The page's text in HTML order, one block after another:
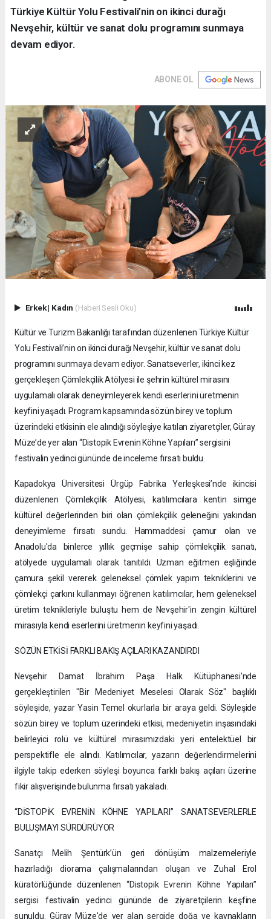
Türkiye Kültür Yolu Festivali’nin on ikinci durağı
Nevşehir, kültür ve sanat dolu programını sunmaya
devam ediyor.
ABONE OL
Erkek| Kadın (Haberi Sesli Oku)
Kültür ve Turizm Bakanlığı tarafından düzenlenen Türkiye Kültür
Yolu Festivali’nin on ikinci durağı Nevşehir, kültür ve sanat dolu
programını sunmaya devam ediyor. Sanatseverler, ikinci kez
gerçekleşen Çömlekçilik Atölyesi ile şehrin kültürel mirasını
uygulamalı olarak deneyimleyerek kendi eserlerini üretmenin
keyfini yaşadı. Program kapsamında sözün birey ve toplum
üzerindeki etkisinin ele alındığı söyleşiye katılan ziyaretçiler, Güray
Müze’de yer alan “Distopik Evrenin Köhne Yapıları” sergisini
festivalin yedinci gününde de inceleme fırsatı buldu.
Kapadokya Üniversitesi Ürgüp Fabrika Yerleşkesi’nde ikincisi
düzenlenen Çömlekçilik Atölyesi, katılımcılara kentin simge
kültürel değerlerinden biri olan çömlekçilik geleneğini yakından
deneyimleme fırsatı sundu. Hammaddesi çamur olan ve
Anadolu'da binlerce yıllık geçmişe sahip çömlekçilik sanatı,
atölyede uygulamalı olarak tanıtıldı. Uzman eğitmen eşliğinde
çamura şekil vererek geleneksel çömlek yapım tekniklerini ve
çömlekçi çarkını kullanmayı öğrenen katılımcılar, hem geleneksel
üretim teknikleriyle buluştu hem de Nevşehir'in zengin kültürel
mirasıyla kendi eserlerini üretmenin keyfini yaşadı.
SÖZÜN ETKİSİ FARKLI BAKIŞ AÇILARI KAZANDIRDI
Nevşehir Damat İbrahim Paşa Halk Kütüphanesi'nde
gerçekleştirilen "Bir Medeniyet Meselesi Olarak Söz" başlıklı
söyleşide, yazar Yasin Temel okurlarla bir araya geldi. Söyleşide
sözün birey ve toplum üzerindeki etkisi, medeniyetin inşasındaki
belirleyici rolü ve kültürel mirasımızdaki yeri entelektüel bir
perspektifle ele alındı. Katılımcılar, yazarın değerlendirmelerini
ilgiyle takip ederken söyleşi boyunca farklı bakış açıları üzerine
fikir alışverişinde bulunma fırsatı yakaladı.
“DİSTOPİK EVRENİN KÖHNE YAPILARI” SANATSEVERLERLE
BULUŞMAYI SÜRDÜRÜYOR
Sanatçı Melih Şentürk’ün geri dönüşüm malzemeleriyle
hazırladığı diorama çalışmalarından oluşan ve Zuhal Erol
küratörlüğünde düzenlenen “Distopik Evrenin Köhne Yapıları”
sergisi festivalin yedinci gününde de ziyaretçilerin keşfine
sunuldu. Güray Müze'de yer alan sergide doğa ve kaynakların